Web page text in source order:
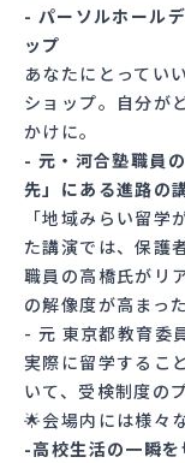
- パーソルホール
ップ
あなたにとってい
ショップ。自分が
かけに。
- 元・河合塾職員
先」にある進路の
「地域みらい留
た講演では、保護
職員の高橋氏がリ
の解像度が高まっ
- 元 東京都教育委
実際に留学するこ
いて、受検制度の
🌟会場内には様々
-高校生活の一瞬